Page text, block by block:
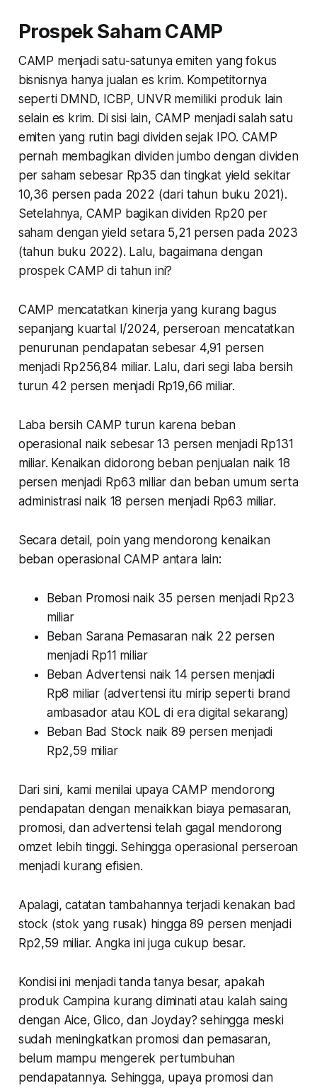
Prospek Saham CAMP
CAMP menjadi satu-satunya emiten yang fokus
bisnisnya hanya jualan es krim. Kompetitornya
seperti DMND, ICBP, UNVR memiliki produk lain
selain es krim. Di sisi lain, CAMP menjadi salah satu
emiten yang rutin bagi dividen sejak IPO. CAMP
pernah membagikan dividen jumbo dengan dividen
per saham sebesar Rp35 dan tingkat yield sekitar
10,36 persen pada 2022 (dari tahun buku 2021).
Setelahnya, CAMP bagikan dividen Rp20 per
saham dengan yield setara 5,21 persen pada 2023
(tahun buku 2022). Lalu, bagaimana dengan
prospek CAMP di tahun ini?
CAMP mencatatkan kinerja yang kurang bagus
sepanjang kuartal I/2024, perseroan mencatatkan
penurunan pendapatan sebesar 4,91 persen
menjadi Rp256,84 miliar. Lalu, dari segi laba bersih
turun 42 persen menjadi Rp19,66 miliar.
Laba bersih CAMP turun karena beban
operasional naik sebesar 13 persen menjadi Rp131
miliar. Kenaikan didorong beban penjualan naik 18
persen menjadi Rp63 miliar dan beban umum serta
administrasi naik 18 persen menjadi Rp63 miliar.
Secara detail, poin yang mendorong kenaikan
beban operasional CAMP antara lain:
Beban Promosi naik 35 persen menjadi Rp23
miliar
Beban Sarana Pemasaran naik 22 persen
menjadi Rp11 miliar
Beban Advertensi naik 14 persen menjadi
Rp8 miliar (advertensi itu mirip seperti brand
ambasador atau KOL di era digital sekarang)
Beban Bad Stock naik 89 persen menjadi
Rp2,59 miliar
Dari sini, kami menilai upaya CAMP mendorong
pendapatan dengan menaikkan biaya pemasaran,
promosi, dan advertensi telah gagal mendorong
omzet lebih tinggi. Sehingga operasional perseroan
menjadi kurang efisien.
Apalagi, catatan tambahannya terjadi kenakan bad
stock (stok yang rusak) hingga 89 persen menjadi
Rp2,59 miliar. Angka ini juga cukup besar.
Kondisi ini menjadi tanda tanya besar, apakah
produk Campina kurang diminati atau kalah saing
dengan Aice, Glico, dan Joyday? sehingga meski
sudah meningkatkan promosi dan pemasaran,
belum mampu mengerek pertumbuhan
pendapatannya. Sehingga, upaya promosi dan